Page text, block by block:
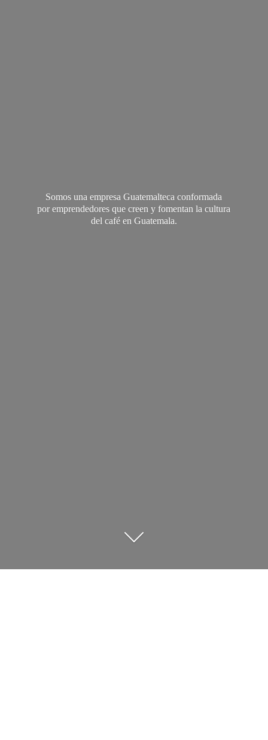
Somos una empresa Guatemalteca conformada
por emprendedores que creen y fomentan la cultura
del café en Guatemala.